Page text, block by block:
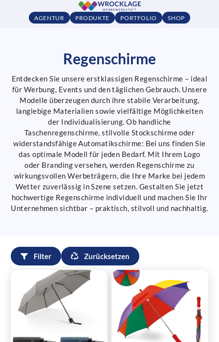
AGENTUR PRODUKTE PORTFOLIO SHOP
Regenschirme
Entdecken Sie unsere erstklassigen Regenschirme – ideal
für Werbung, Events und den täglichen Gebrauch. Unsere
Modelle überzeugen durch ihre stabile Verarbeitung,
langlebige Materialien sowie vielfältige Möglichkeiten
der Individualisierung. Ob handliche
Taschenregenschirme, stilvolle Stockschirme oder
widerstandsfähige Automatikschirme: Bei uns finden Sie
das optimale Modell für jeden Bedarf. Mit Ihrem Logo
oder Branding versehen, werden Regenschirme zu
wirkungsvollen Werbeträgern, die Ihre Marke bei jedem
Wetter zuverlässig in Szene setzen. Gestalten Sie jetzt
hochwertige Regenschirme individuell und machen Sie Ihr
Unternehmen sichtbar – praktisch, stilvoll und nachhaltig.
Filter Zurücksetzen